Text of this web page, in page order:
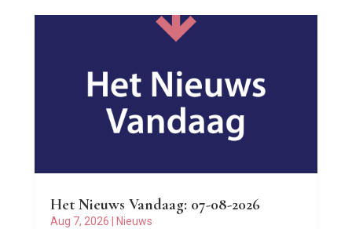
Het Nieuws Vandaag: 07-08-2026
Aug 7, 2026 Nieuws